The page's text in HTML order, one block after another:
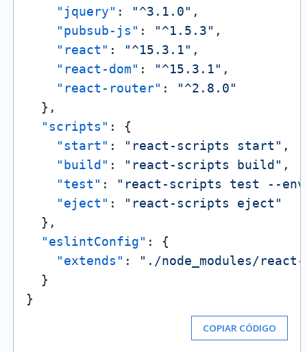
"jquery" : "^3.1.0" ,
"pubsub-js" : "^1.5.3" ,
"react" : "^15.3.1" ,
"react-dom" : "^15.3.1" ,
"react-router" :
"^2.8.0"
} ,
"scripts" :
{
"start" : "react-scripts start" ,
"build" : "react-scripts build" ,
"test" :
"react-scripts test --
"eject" :
"react-scripts eject"
} ,
"eslintConfig" :
{
"extends" :
"./node_modules/
}
}
COPIAR CÓDIGO